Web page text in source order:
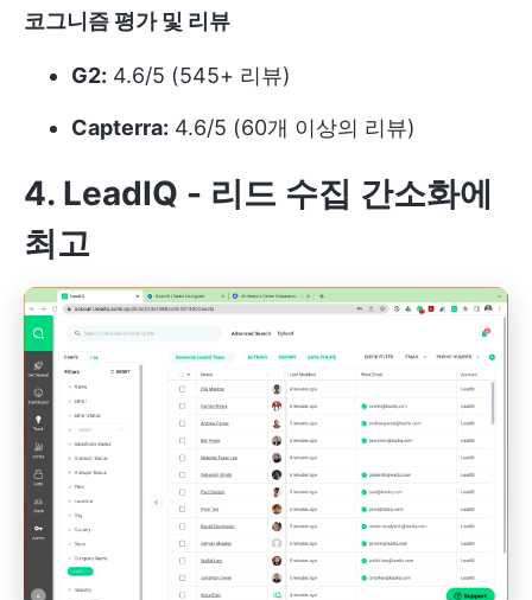
코그니즘 평가 및 리뷰
G2: 4.6/5 (545+ 리뷰)
Capterra: 4.6/5 (60개 이상의 리뷰)
4. LeadIQ - 리드 수집 간소화에
최고